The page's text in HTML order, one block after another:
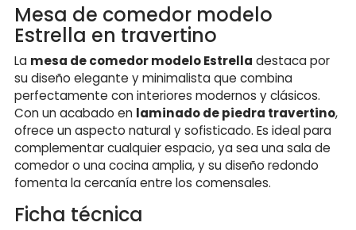
Mesa de comedor modelo
Estrella en travertino
La mesa de comedor modelo Estrella destaca por
su diseño elegante y minimalista que combina
perfectamente con interiores modernos y clásicos.
Con un acabado en laminado de piedra travertino,
ofrece un aspecto natural y sofisticado. Es ideal para
complementar cualquier espacio, ya sea una sala de
comedor o una cocina amplia, y su diseño redondo
fomenta la cercanía entre los comensales.
Ficha técnica